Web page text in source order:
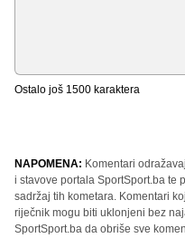
Ostalo još 1500 karaktera
NAPOMENA: Komentari
i stavove portala SportSport.ba te
sadržaj tih kometara. Komentari
riječnik mogu biti uklonjeni bez
SportSport.ba da obriše sve